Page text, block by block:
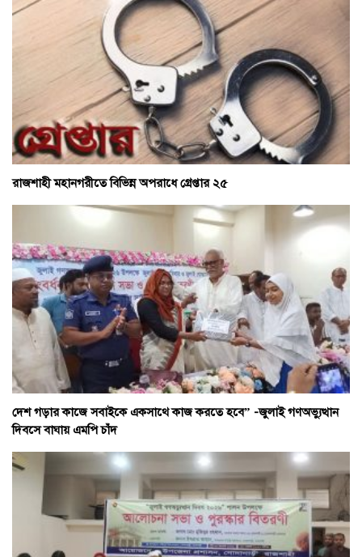
রাজশাহী মহানগরীতে বিভিন্ন অপরাধে গ্রেপ্তার ২৫
দেশ গড়ার কাজে সবাইকে একসাথে কাজ করতে হবে” -জুলাই গণঅভ্যুত্থান
দিবসে বাঘায় এমপি চাঁদ